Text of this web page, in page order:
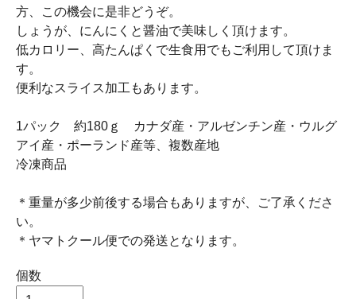
方、この機会に是非どうぞ。
しょうが、にんにくと醤油で美味しく頂けます。
低カロリー、高たんぱくで生食用でもご利用して頂けま
す。
便利なスライス加工もあります。
1パック 約180ｇ カナダ産・アルゼンチン産・ウルグ
アイ産・ポーランド産等、複数産地
冷凍商品
＊重量が多少前後する場合もありますが、ご了承くださ
い。
＊ヤマトクール便での発送となります。
個数